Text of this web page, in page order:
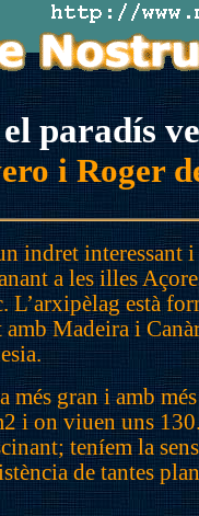
paradís
i Roger
indret interessant
a les illes
L’arxipèlag està
Madeira i
més gran i amb
i on viuen uns
teníem la
de tantes